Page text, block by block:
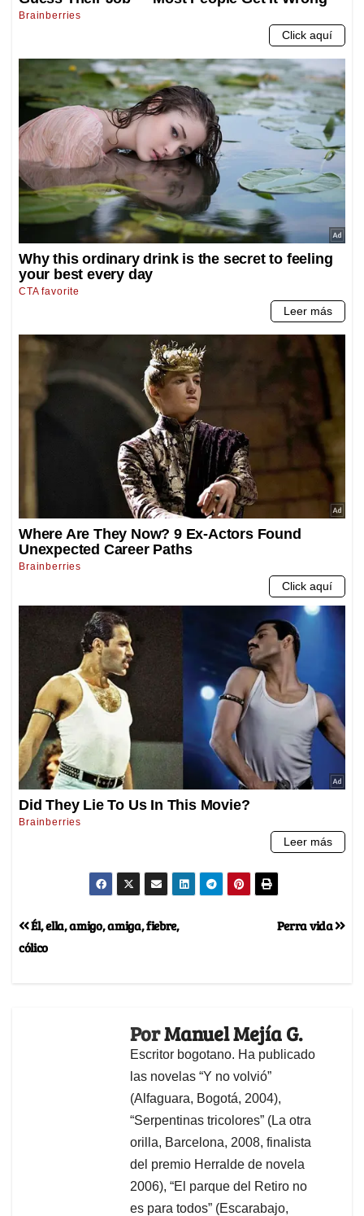
Perra vida
Él, ella, amigo, amiga, fiebre,
cólico
PorManuel Mejía G.
Escritor bogotano. Ha publicado
las novelas “Y no volvió”
(Alfaguara, Bogotá, 2004),
“Serpentinas tricolores” (La otra
orilla, Barcelona, 2008, finalista
del premio Herralde de novela
2006), “El parque del Retiro no
es para todos” (Escarabajo,